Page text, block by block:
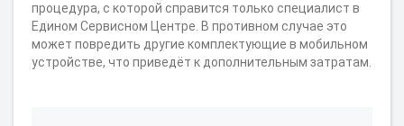
процедура, с которой справится только специалист в
Едином Сервисном Центре. В противном случае это
может повредить другие комплектующие в мобильном
устройстве, что приведёт к дополнительным затратам.